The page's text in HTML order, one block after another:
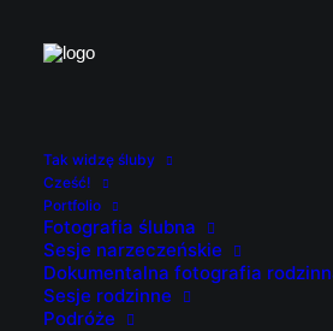
Tak widzę śluby
Cześć!
Portfolio
Fotografia ślubna
Sesje narzeczeńskie
Dokumentalna fotografia
Sesje rodzinne
Podróże